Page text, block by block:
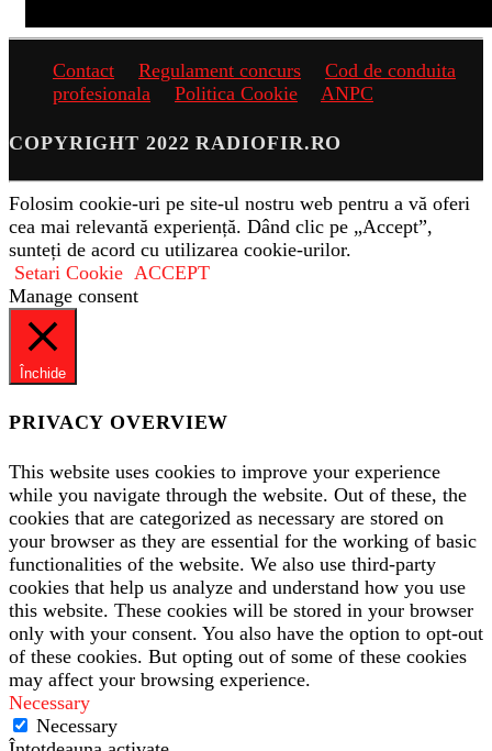
Contact Regulament concurs
Cod de conduita
profesionala
Politica Cookie ANPC
COPYRIGHT 2022 RADIOFIR.RO
Folosim cookie-uri pe site-ul nostru web pentru a vă oferi
cea mai relevantă experiență. Dând clic pe „Accept”,
sunteți de acord cu utilizarea cookie-urilor.
Setari Cookie ACCEPT
Manage consent
Închide
PRIVACY OVERVIEW
This website uses cookies to improve your experience
while you navigate through the website. Out of these, the
cookies that are categorized as necessary are stored on
your browser as they are essential for the working of basic
functionalities of the website. We also use third-party
cookies that help us analyze and understand how you use
this website. These cookies will be stored in your browser
only with your consent. You also have the option to opt-out
of these cookies. But opting out of some of these cookies
may affect your browsing experience.
Necessary
Necessary